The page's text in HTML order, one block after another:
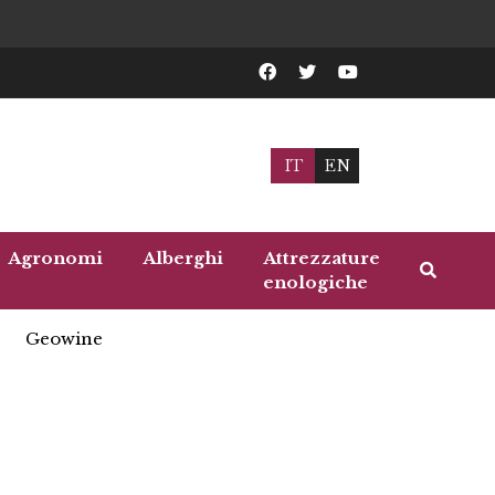
IT EN
Agronomi Alberghi
Attrezzature
enologiche
Geowine